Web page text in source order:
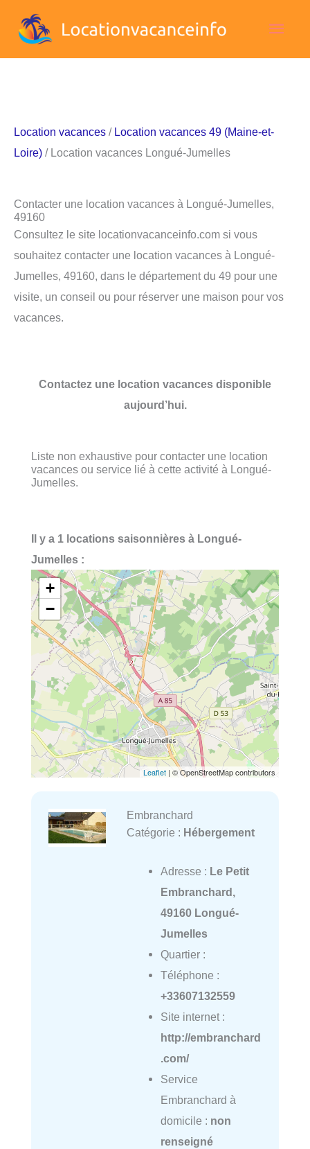
Location vacances / Location vacances 49 (Maine-et-
Loire) / Location vacances Longué-Jumelles
Contacter une location vacances à Longué-Jumelles,
49160
Consultez le site locationvacanceinfo.com si vous
souhaitez contacter une location vacances à Longué-
Jumelles, 49160, dans le département du 49 pour une
visite, un conseil ou pour réserver une maison pour vos
vacances.
Contactez une location vacances disponible
aujourd’hui.
Liste non exhaustive pour contacter une location
vacances ou service lié à cette activité à Longué-
Jumelles.
Il y a 1 locations saisonnières à Longué-
Jumelles :
+
−
Leaflet | © OpenStreetMap contributors
Embranchard
Catégorie : Hébergement
Adresse : Le Petit
Embranchard,
49160 Longué-
Jumelles
Quartier :
Téléphone :
+33607132559
Site internet :
http://embranchard
.com/
Service
Embranchard à
domicile : non
renseigné